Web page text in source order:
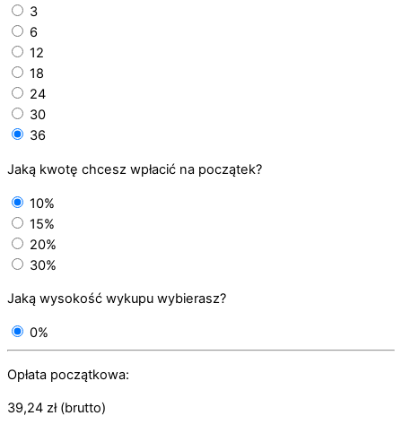
3
6
12
18
24
30
36
Jaką kwotę chcesz wpłacić na początek?
10%
15%
20%
30%
Jaką wysokość wykupu wybierasz?
0%
Opłata początkowa:
39,24 zł(brutto)